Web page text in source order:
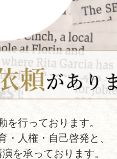
を行っております。
・人権・自己啓発と、
を承っております。